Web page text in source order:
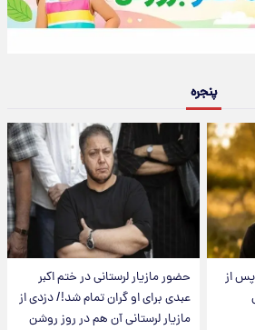
پنجره
از
حضور مازیار لرستانی در ختم اکبر
عبدی برای او گران تمام شد!/ دزدی از
مازیار لرستانی آن هم در روز روشن